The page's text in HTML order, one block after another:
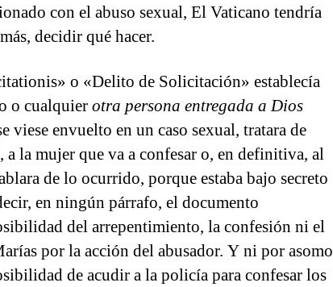
con el abuso sexual, El Vaticano tendría
decidir qué hacer.
o «Delito de Solicitación» establecía
o cualquierotra persona entregada a Dios
viese envuelto en un caso sexual, tratara de
a la mujer que va a confesar o, en definitiva, al
de lo ocurrido, porque estaba bajo secreto
en ningún párrafo, el documento
del arrepentimiento, la confesión ni el
por la acción del abusador. Y ni por asomo
de acudir a la policía para confesar los